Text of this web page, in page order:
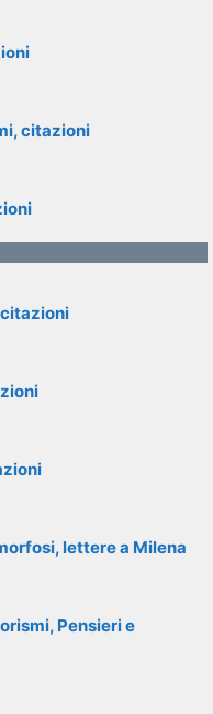
citazioni
lettere a Milena
Pensieri e